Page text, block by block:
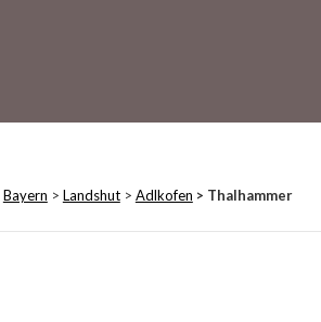
Bayern > Landshut> Adlkofen > Thalhammer